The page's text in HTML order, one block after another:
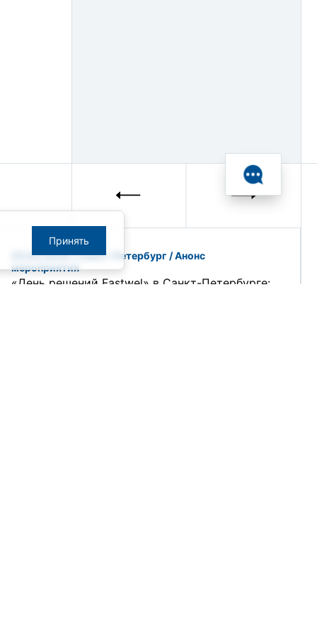
23.04.2026 / Санкт-Петербург / Анонс
мероприятия
«День решений Fastwel» в Санкт-Петербурге:
Принять